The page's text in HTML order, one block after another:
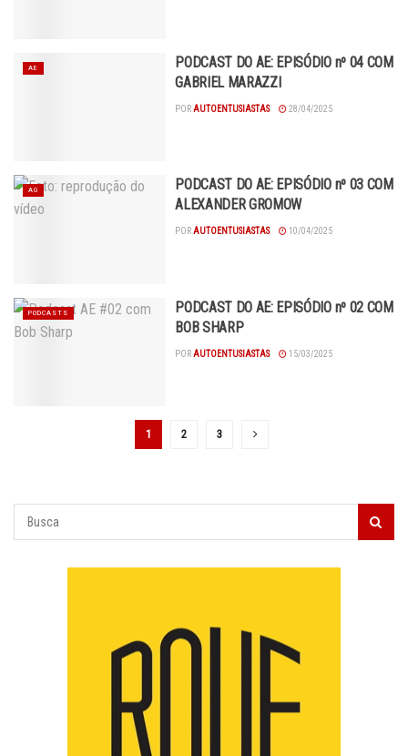
AE
PODCAST DO AE: EPISÓDIO nº 04 COM
GABRIEL MARAZZI
POR AUTOENTUSIASTAS 28/04/2025
AG
PODCAST DO AE: EPISÓDIO nº 03 COM
ALEXANDER GROMOW
PORAUTOENTUSIASTAS 10/04/2025
PODCASTS
PODCAST DO AE: EPISÓDIO nº 02 COM
BOB SHARP
POR AUTOENTUSIASTAS 15/03/2025
1 2 3